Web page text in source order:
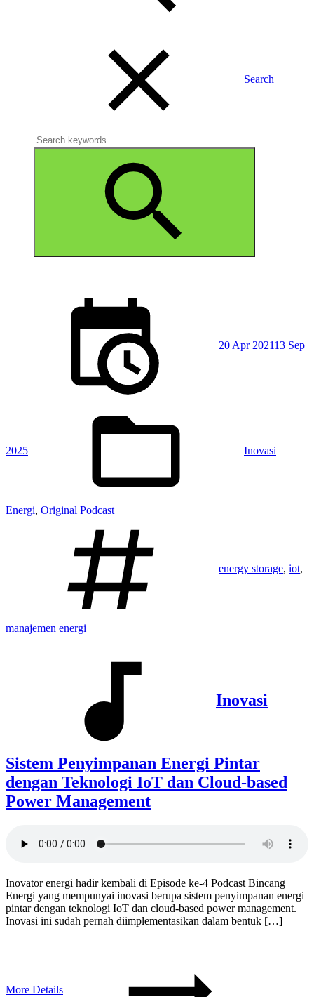
Search
Search
for:
20 Apr 202113 Sep
2025 Inovasi
Energi, Original Podcast
energy storage, iot,
manajemen energi
Inovasi
Sistem Penyimpanan Energi Pintar
dengan Teknologi IoT dan Cloud-based
Power Management
Inovator energi hadir kembali di Episode ke-4 Podcast Bincang
Energi yang mempunyai inovasi berupa sistem penyimpanan energi
pintar dengan teknologi IoT dan cloud-based power management.
Inovasi ini sudah pernah diimplementasikan dalam bentuk […]
More Details